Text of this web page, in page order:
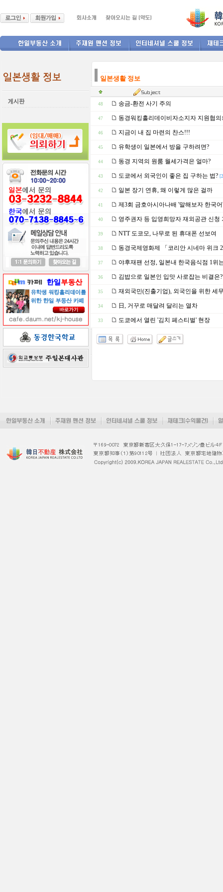
일본생활 정보
48 송금-환전 사기 주의
47 동경워킹홀리데이비자소지자 지원협의
46 지금이 내 집 마련의 찬스!!!
45 유학생이 일본에서 방을 구하려면?
44 동경 지역의 원룸 월세가격은 얼마?
43 도쿄에서 외국인이 좋은 집 구하는 법?
42 일본 장기 연휴, 왜 이렇게 많은 걸까
41 제3회 금호아시아나배 '말해보자 한국
40 영주권자 등 입영희망자 재외공관 신청
39 NTT 도코모, 나무로 된 휴대폰 선보여
38 동경국제영화제 「코리안 시네마 위크
37 야후재팬 선정, 일본내 한국음식점 1위
36 김밥으로 일본인 입맛 사로잡는 비결은?
35 재외국민(진출기업), 외국인을 위한 세
34 日, 거꾸로 매달려 달리는 열차
33 도쿄에서 열린 '김치 페스티벌' 현장